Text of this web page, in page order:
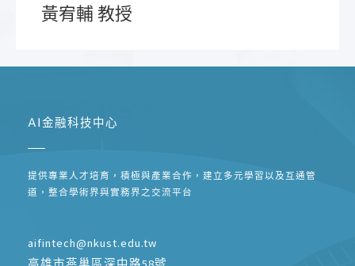
黃宥輔 教授
AI金融科技中心
提供專業人才培育，積極與產業合作，建立多元學習以及互通管
道，整合學術界與實務界之交流平台
aifintech@nkust.edu.tw